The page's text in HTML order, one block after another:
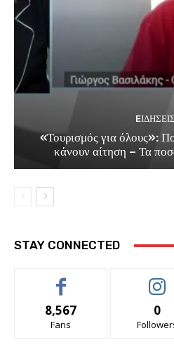
EΙΔΗΣΕΙΣ
«Τουρισμός για όλους»:
κάνουν αίτηση – Τα
STAY CONNECTED
8,567
Fans
0